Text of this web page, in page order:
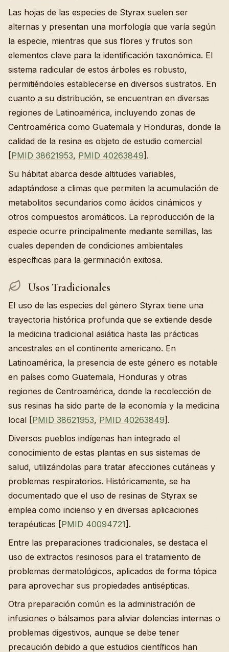
Las hojas de las especies de Styrax suelen ser
alternas y presentan una morfología que varía según
la especie, mientras que sus flores y frutos son
elementos clave para la identificación taxonómica. El
sistema radicular de estos árboles es robusto,
permitiéndoles establecerse en diversos sustratos. En
cuanto a su distribución, se encuentran en diversas
regiones de Latinoamérica, incluyendo zonas de
Centroamérica como Guatemala y Honduras, donde la
calidad de la resina es objeto de estudio comercial
[PMID 38621953, PMID 40263849].
Su hábitat abarca desde altitudes variables,
adaptándose a climas que permiten la acumulación de
metabolitos secundarios como ácidos cinámicos y
otros compuestos aromáticos. La reproducción de la
especie ocurre principalmente mediante semillas, las
cuales dependen de condiciones ambientales
específicas para la germinación exitosa.
Usos Tradicionales
El uso de las especies del género Styrax tiene una
trayectoria histórica profunda que se extiende desde
la medicina tradicional asiática hasta las prácticas
ancestrales en el continente americano. En
Latinoamérica, la presencia de este género es notable
en países como Guatemala, Honduras y otras
regiones de Centroamérica, donde la recolección de
sus resinas ha sido parte de la economía y la medicina
local [PMID 38621953, PMID 40263849].
Diversos pueblos indígenas han integrado el
conocimiento de estas plantas en sus sistemas de
salud, utilizándolas para tratar afecciones cutáneas y
problemas respiratorios. Históricamente, se ha
documentado que el uso de resinas de Styrax se
emplea como incienso y en diversas aplicaciones
terapéuticas [PMID 40094721].
Entre las preparaciones tradicionales, se destaca el
uso de extractos resinosos para el tratamiento de
problemas dermatológicos, aplicados de forma tópica
para aprovechar sus propiedades antisépticas.
Otra preparación común es la administración de
infusiones o bálsamos para aliviar dolencias internas o
problemas digestivos, aunque se debe tener
precaución debido a que estudios científicos han